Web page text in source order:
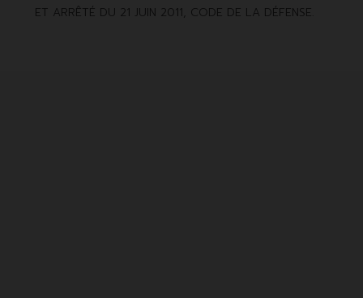
ET ARRÊTÉ DU 21 JUIN 2011, CODE DE LA DÉFENSE.